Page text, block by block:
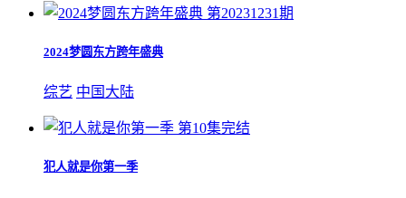
第20231231期
2024梦圆东方跨年盛典
综艺 中国大陆
第10集完结
犯人就是你第一季